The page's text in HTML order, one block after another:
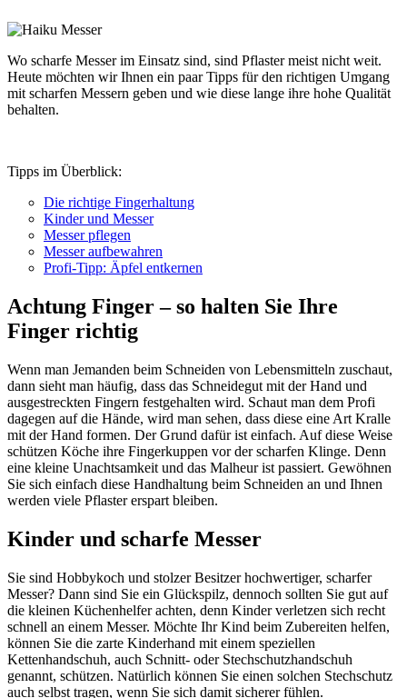
Wo scharfe Messer im Einsatz sind, sind Pflaster meist nicht weit.
Heute möchten wir Ihnen ein paar Tipps für den richtigen Umgang
mit scharfen Messern geben und wie diese lange ihre hohe Qualität
behalten.
Tipps im Überblick:
Die richtige Fingerhaltung
Kinder und Messer
Messer pflegen
Messer aufbewahren
Profi-Tipp: Äpfel entkernen
Achtung Finger – so halten Sie Ihre
Finger richtig
Wenn man Jemanden beim Schneiden von Lebensmitteln zuschaut,
dann sieht man häufig, dass das Schneidegut mit der Hand und
ausgestreckten Fingern festgehalten wird. Schaut man dem Profi
dagegen auf die Hände, wird man sehen, dass diese eine Art Kralle
mit der Hand formen. Der Grund dafür ist einfach. Auf diese Weise
schützen Köche ihre Fingerkuppen vor der scharfen Klinge. Denn
eine kleine Unachtsamkeit und das Malheur ist passiert. Gewöhnen
Sie sich einfach diese Handhaltung beim Schneiden an und Ihnen
werden viele Pflaster erspart bleiben.
Kinder und scharfe Messer
Sie sind Hobbykoch und stolzer Besitzer hochwertiger, scharfer
Messer? Dann sind Sie ein Glückspilz, dennoch sollten Sie gut auf
die kleinen Küchenhelfer achten, denn Kinder verletzen sich recht
schnell an einem Messer. Möchte Ihr Kind beim Zubereiten helfen,
können Sie die zarte Kinderhand mit einem speziellen
Kettenhandschuh, auch Schnitt- oder Stechschutzhandschuh
genannt, schützen. Natürlich können Sie einen solchen Stechschutz
auch selbst tragen, wenn Sie sich damit sicherer fühlen.